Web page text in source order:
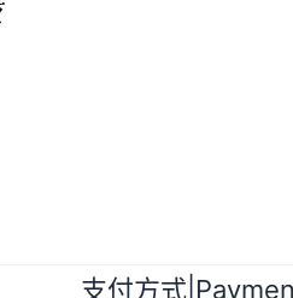
支付方式